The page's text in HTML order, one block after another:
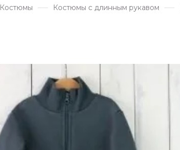
Костюмы Костюмы с длинным рукавом